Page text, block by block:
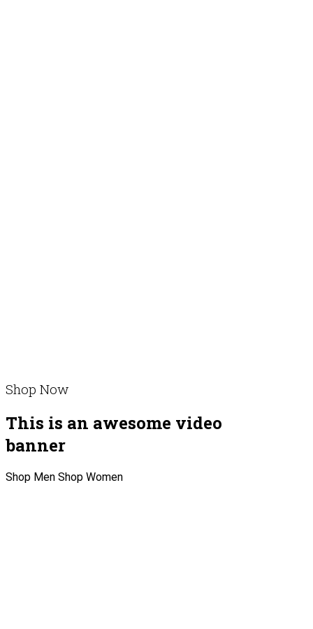
Shop Now
This is an awesome video
banner
Shop Men Shop Women